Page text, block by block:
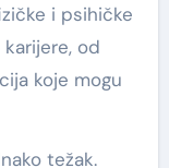
i psihičke
od
koje mogu
težak.